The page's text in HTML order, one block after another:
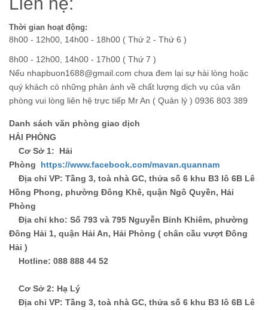
Thời gian hoạt động:
8h00 - 12h00, 14h00 - 18h00 ( Thứ 2 - Thứ 6 )
8h00 - 12h00, 14h00 - 17h00 ( Thứ 7 )
Nếu nhapbuon1688@gmail.com chưa đem lại sự hài lòng hoặc
quý khách có những phản ánh về chất lượng dịch vụ của văn
phòng vui lòng liên hệ trực tiếp Mr An ( Quản lý ) 0936 803 389
Danh sách văn phòng giao dịch
HẢI PHÒNG
Cơ Sở 1: Hải
Phòng https://www.facebook.com/mavan.quannam
Địa chỉ VP: Tầng 3, toà nhà GC, thửa số 6 khu B3 lô 6B Lê
Hồng Phong, phường Đông Khê, quận Ngô Quyền, Hải
Phòng
Địa chỉ kho: Số 793 và 795 Nguyễn Bỉnh Khiêm, phường
Đông Hải 1, quận Hải An, Hải Phòng ( chân cầu vượt Đông
Hải )
Hotline: 088 888 44 52
Cơ Sở 2: Hạ Lý
Địa chỉ VP: Tầng 3, toà nhà GC, thửa số 6 khu B3 lô 6B Lê